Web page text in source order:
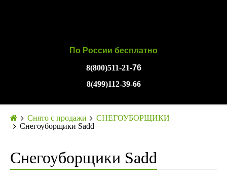
По России бесплатно
8(800)511-21-76
8(499)112-39-66
Снято с продажи
СНЕГОУБОРЩИКИ
Снегоуборщики Sadd
Снегоуборщики Sadd